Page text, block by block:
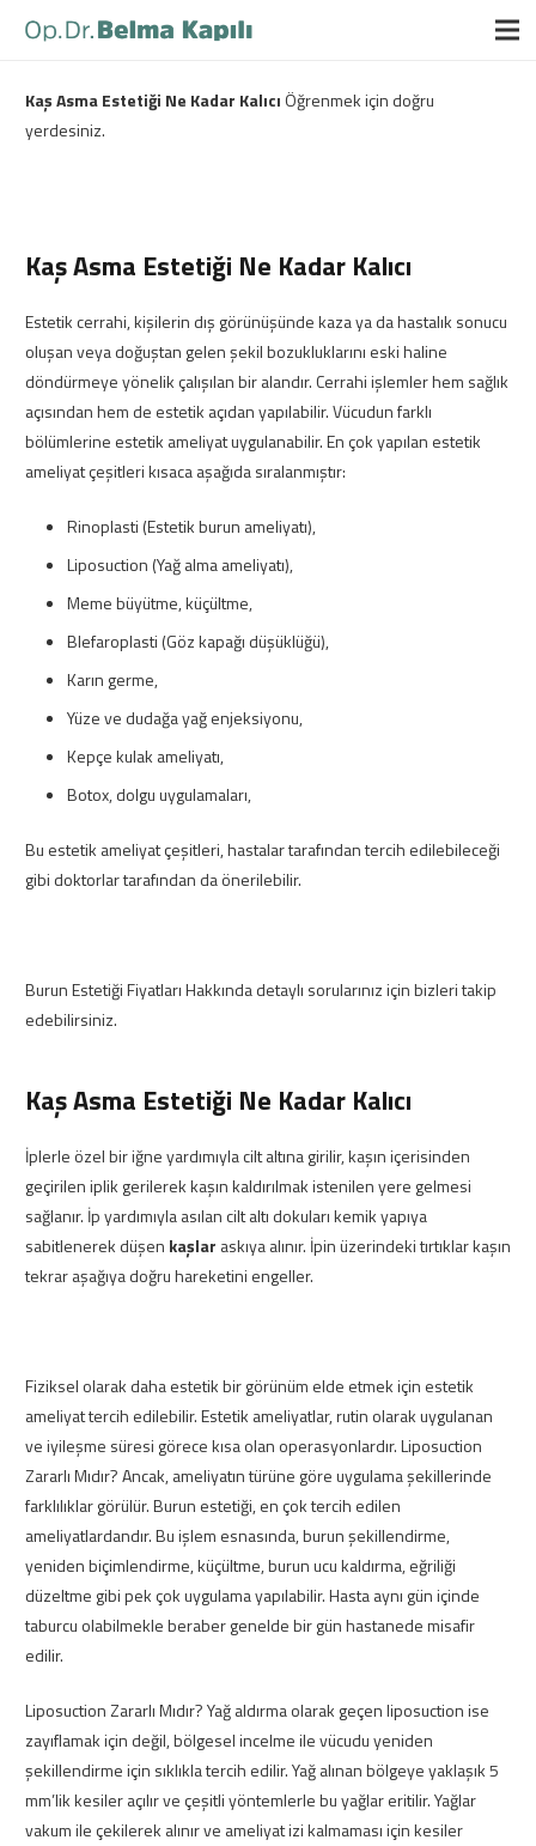
Kaş Asma Estetiği Ne Kadar Kalıcı Öğrenmek için doğru
yerdesiniz.
Kaş Asma Estetiği Ne Kadar Kalıcı
Estetik cerrahi, kişilerin dış görünüşünde kaza ya da hastalık sonucu
oluşan veya doğuştan gelen şekil bozukluklarını eski haline
döndürmeye yönelik çalışılan bir alandır. Cerrahi işlemler hem sağlık
açısından hem de estetik açıdan yapılabilir. Vücudun farklı
bölümlerine estetik ameliyat uygulanabilir. En çok yapılan estetik
ameliyat çeşitleri kısaca aşağıda sıralanmıştır:
Rinoplasti (Estetik burun ameliyatı),
Liposuction (Yağ alma ameliyatı),
Meme büyütme, küçültme,
Blefaroplasti (Göz kapağı düşüklüğü),
Karın germe,
Yüze ve dudağa yağ enjeksiyonu,
Kepçe kulak ameliyatı,
Botox, dolgu uygulamaları,
Bu estetik ameliyat çeşitleri, hastalar tarafından tercih edilebileceği
gibi doktorlar tarafından da önerilebilir.
Burun Estetiği Fiyatları Hakkında detaylı sorularınız için bizleri takip
edebilirsiniz.
Kaş Asma Estetiği Ne Kadar Kalıcı
İplerle özel bir iğne yardımıyla cilt altına girilir, kaşın içerisinden
geçirilen iplik gerilerek kaşın kaldırılmak istenilen yere gelmesi
sağlanır. İp yardımıyla asılan cilt altı dokuları kemik yapıya
sabitlenerek düşen kaşlar askıya alınır. İpin üzerindeki tırtıklar kaşın
tekrar aşağıya doğru hareketini engeller.
Fiziksel olarak daha estetik bir görünüm elde etmek için estetik
ameliyat tercih edilebilir. Estetik ameliyatlar, rutin olarak uygulanan
ve iyileşme süresi görece kısa olan operasyonlardır. Liposuction
Zararlı Mıdır? Ancak, ameliyatın türüne göre uygulama şekillerinde
farklılıklar görülür. Burun estetiği, en çok tercih edilen
ameliyatlardandır. Bu işlem esnasında, burun şekillendirme,
yeniden biçimlendirme, küçültme, burun ucu kaldırma, eğriliği
düzeltme gibi pek çok uygulama yapılabilir. Hasta aynı gün içinde
taburcu olabilmekle beraber genelde bir gün hastanede misafir
edilir.
Liposuction Zararlı Mıdır? Yağ aldırma olarak geçen liposuction ise
zayıflamak için değil, bölgesel incelme ile vücudu yeniden
şekillendirme için sıklıkla tercih edilir. Yağ alınan bölgeye yaklaşık 5
mm’lik kesiler açılır ve çeşitli yöntemlerle bu yağlar eritilir. Yağlar
vakum ile çekilerek alınır ve ameliyat izi kalmaması için kesiler